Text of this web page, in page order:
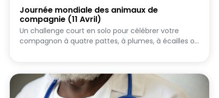
Journée mondiale des animaux de
compagnie (11 Avril)
Un challenge court en solo pour célébrer votre
compagnon à quatre pattes, à plumes, à écailles ou
rouge, perroquet, tortue... tous les animaux de
compagnie sont les bienvenus. Complicité, humour
et tendresse au programme.